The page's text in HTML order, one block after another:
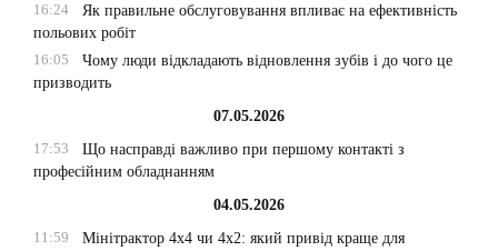
16:24
Як правильне обслуговування впливає на ефективність
польових робіт
16:05
Чому люди відкладають відновлення зубів і до чого це
призводить
07.05.2026
17:53
Що насправді важливо при першому контакті з
професійним обладнанням
04.05.2026
11:59
Мінітрактор 4х4 чи 4х2: який привід краще для